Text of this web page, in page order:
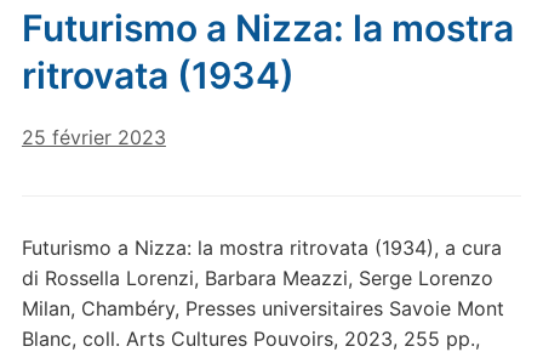
Futurismo a Nizza: la mostra
ritrovata (1934)
25 février 2023
Futurismo a Nizza: la mostra ritrovata (1934), a cura
di Rossella Lorenzi, Barbara Meazzi, Serge Lorenzo
Milan, Chambéry, Presses universitaires Savoie Mont
Blanc, coll. Arts Cultures Pouvoirs, 2023, 255 pp.,